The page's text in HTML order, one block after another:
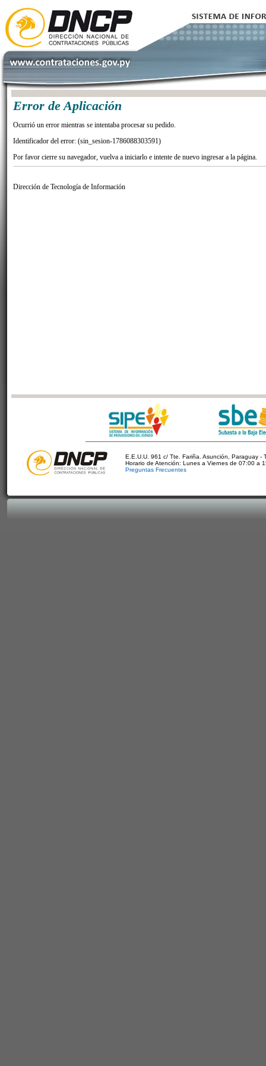
Error de Aplicación
Ocurrió un error mientras se intentaba procesar su pedido.
Identificador del error: (sin_sesion-1786088303591)
Por favor cierre su navegador, vuelva a iniciarlo e intente de nuevo ingresar a la página.
Dirección de Tecnología de Información
E.E.U.U. 961 c/ Tte. Fariña. Asunción, Paraguay -
Horario de Atención: Lunes a Viernes de 07:00 a
Preguntas Frecuentes